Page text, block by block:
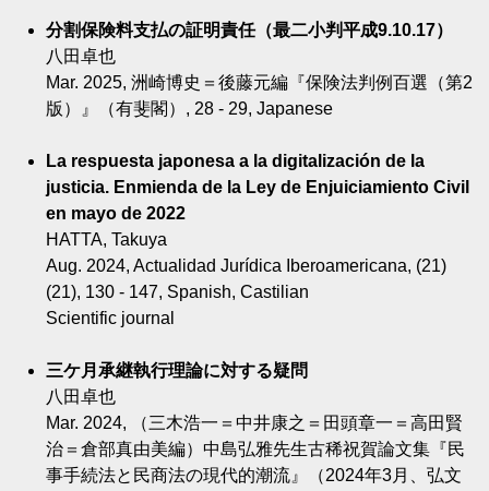
分割保険料支払の証明責任（最二小判平成9.10.17）
八田卓也
Mar. 2025, 洲崎博史＝後藤元編『保険法判例百選（第2
版）』（有斐閣）, 28 - 29, Japanese
La respuesta japonesa a la digitalización de la
justicia. Enmienda de la Ley de Enjuiciamiento Civil
en mayo de 2022
HATTA, Takuya
Aug. 2024, Actualidad Jurídica Iberoamericana, (21)
(21), 130 - 147, Spanish, Castilian
Scientific journal
三ケ月承継執行理論に対する疑問
八田卓也
Mar. 2024, （三木浩一＝中井康之＝田頭章一＝高田賢
治＝倉部真由美編）中島弘雅先生古稀祝賀論文集『民
事手続法と民商法の現代的潮流』（2024年3月、弘文